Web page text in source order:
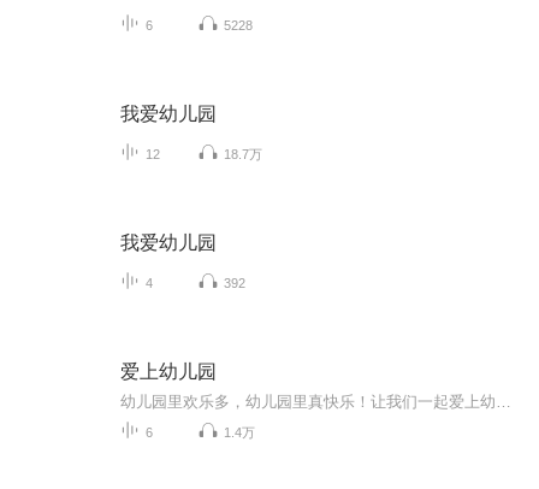
6 5228
我爱幼儿园
12 18.7万
我爱幼儿园
4 392
爱上幼儿园
6 1.4万